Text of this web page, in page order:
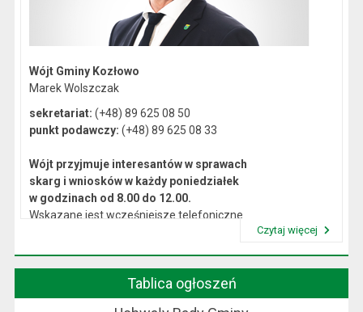
Wójt Gminy Kozłowo
Marek Wolszczak
sekretariat: (+48) 89 625 08 50
punkt podawczy: (+48) 89 625 08 33
Wójt przyjmuje interesantów w sprawach
skarg i wniosków w każdy poniedziałek
w godzinach od 8.00 do 12.00.
Wskazane jest wcześniejsze telefoniczne
Czytaj więcej
Tablica ogłoszeń